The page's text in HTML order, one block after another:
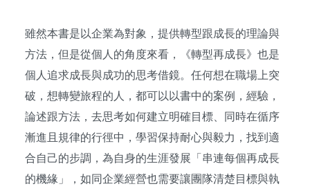
雖然本書是以企業為對象，提供轉型跟成長的理論與
方法，但是從個人的角度來看，《轉型再成長》也是
個人追求成長與成功的思考借鏡。任何想在職場上突
破，想轉變旅程的人，都可以以書中的案例，經驗，
論述跟方法，去思考如何建立明確目標、同時在循序
漸進且規律的行徑中，學習保持耐心與毅力，找到適
合自己的步調，為自身的生涯發展「串連每個再成長
的機緣」，如同企業經營也需要讓團隊清楚目標與執